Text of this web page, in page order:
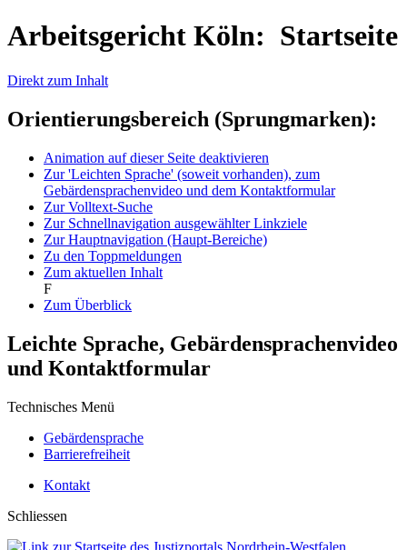
Arbeitsgericht Köln: Startseite
Direkt zum Inhalt
Orientierungsbereich (Sprungmarken):
Animation auf dieser Seite deaktivieren
Zur 'Leichten Sprache' (soweit vorhanden), zum
Gebärdensprachenvideo und dem Kontaktformular
Zur Volltext-Suche
Zur Schnellnavigation ausgewählter Linkziele
Zur Hauptnavigation (Haupt-Bereiche)
Zu den Toppmeldungen
Zum aktuellen Inhalt
F
Zum Überblick
Leichte Sprache, Gebärdensprachenvideo
und Kontaktformular
Technisches Menü
Gebärdensprache
Barrierefreiheit
Kontakt
Schliessen